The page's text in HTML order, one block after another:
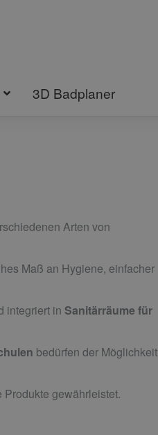
3D Badplaner
Arten von
Maß an Hygiene, einfacher
integriert in Sanitärräume für
bedürfen der Möglichkeit
gewährleistet.